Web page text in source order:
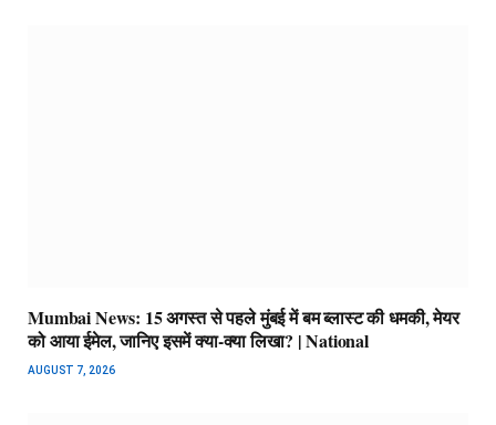
Mumbai News: 15 अगस्त से पहले मुंबई में बम ब्लास्ट की धमकी, मेयर
को आया ईमेल, जानिए इसमें क्या-क्या लिखा? | National
AUGUST 7, 2026